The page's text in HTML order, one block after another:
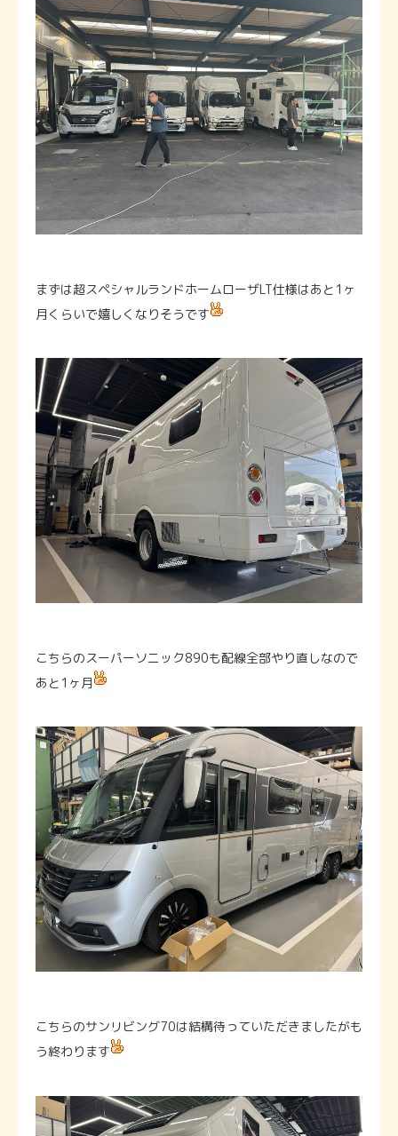
まずは超スペシャルランドホームローザLT仕様はあと1ヶ
月くらいで嬉しくなりそうです
こちらのスーパーソニック890も配線全部やり直しなので
あと1ヶ月
こちらのサンリビング70は結構待っていただきましたがも
う終わります